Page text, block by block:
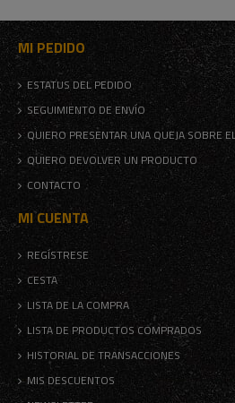
MI PEDIDO
ESTATUS DEL PEDIDO
SEGUIMIENTO DE ENVÍO
QUIERO PRESENTAR UNA QUEJA SOBRE
QUIERO DEVOLVER UN PRODUCTO
CONTACTO
MI CUENTA
REGÍSTRESE
CESTA
LISTA DE LA COMPRA
LISTA DE PRODUCTOS COMPRADOS
HISTORIAL DE TRANSACCIONES
MIS DESCUENTOS